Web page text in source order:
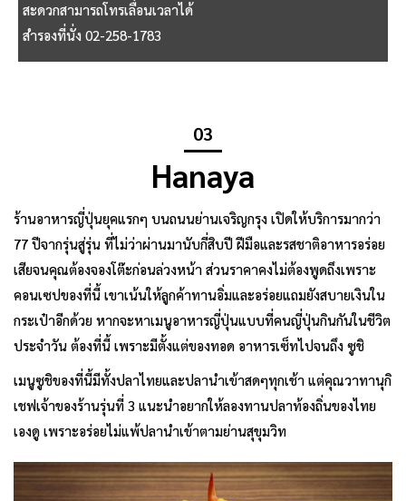
สะดวกสามารถโทรเลื่อนเวลาได้
สำรองที่นั่ง 02-258-1783
03
Hanaya
ร้านอาหารญี่ปุ่นยุคแรกๆ บนถนนย่านเจริญกรุง เปิดให้บริการมากว่า
77 ปีจากรุ่นสู่รุ่น ที่ไม่ว่าผ่านมานับกี่สิบปี ฝีมือและรสชาติอาหารอร่อย
เสียจนคุณต้องจองโต๊ะก่อนล่วงหน้า ส่วนราคาคงไม่ต้องพูดถึงเพราะ
คอนเซปของที่นี้ เขาเน้นให้ลูกค้าทานอิ่มและอร่อยแถมยังสบายเงินใน
กระเป๋าอีกด้วย หากจะหาเมนูอาหารญี่ปุ่นแบบที่คนญี่ปุ่นกินกันในชีวิต
ประจำวัน ต้องที่นี้ เพราะมีตั้งแต่ของทอด อาหารเซ็ทไปจนถึง ซูชิ
เมนูซูชิของที่นี้มีทั้งปลาไทยและปลานำเข้าสดๆทุกเช้า แต่คุณวาทานุกิ
เชฟเจ้าของร้านรุ่นที่ 3 แนะนำอยากให้ลองทานปลาท้องถิ่นของไทย
เองดู เพราะอร่อยไม่แพ้ปลานำเข้าตามย่านสุขุมวิท